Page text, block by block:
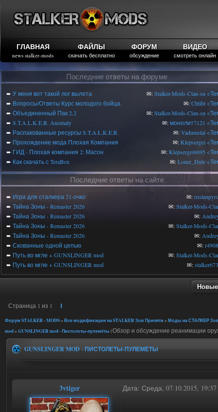
ГЛАВНАЯ
news stalker-mods
ФАЙЛЫ
скачать бесплатно
ФОРУМ
обсуждение
ВИДЕО
смотреть онлайн
Последние ответы на форуме
➨ У меня вот такой лог вылета ✉:Stalker-Mods-Clan-su
➨ Вопросы/Ответы Курс молодого бойца. ✉:Chtiht
➨ Объединенный Пак 2.2 ✉:Stalker-Mods-Clan-su
➨ S.T.A.L.K.E.R. Anomaly ✉:монолит7121
➨ Распакованные ресурсы S.T.A.L.K.E.R. ✉:Vadumstal
➨ Прохождение мода Плохая Компания ✉:Klepsergei
➨ ГИД - Плохая компания 2: Масон ✉:Klepsergei6695
➨ Как скачать с TeraBox ✉:Loner_Dute
Последние ответы на сайте
➨ Игра для сталкера 21-очко ✉:
➨ Тайна Зоны - Remaster 2026 ✉:Stalker-Mods-
➨ Тайна Зоны - Remaster 2026 ✉:
➨ Тайна Зоны - Remaster 2026 ✉:Stalker-Mods-
➨ Тайна Зоны - Remaster 2026 ✉:
➨ Скованные одной цепью ✉:
➨ Путь во мгле + GUNSLINGER mod ✉:Stalker-Mods-
➨ Путь во мгле + GUNSLINGER mod ✉:
Страница 1 из 1 1
Форум STALKER - MODS» Все модификации на STALKER Зов Припяти » Моды на СТАЛКЕР
mod» GUNSLINGER mod - Пистолеты-пулемёты (Обзор и обсуждение реанимации
GUNSLINGER MOD - ПИСТОЛЕТЫ-ПУЛЕМЁТЫ
3vtiger Дата: Среда, 07.10.2015,